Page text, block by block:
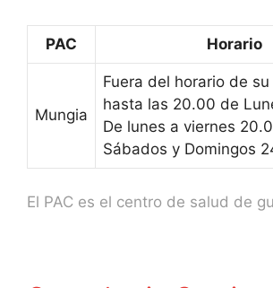
PAC Horario
Mungia
Fuera del horario de
hasta las 20.00 de
De lunes a viernes
Sábados y Domingos
El PAC es el centro de salud de